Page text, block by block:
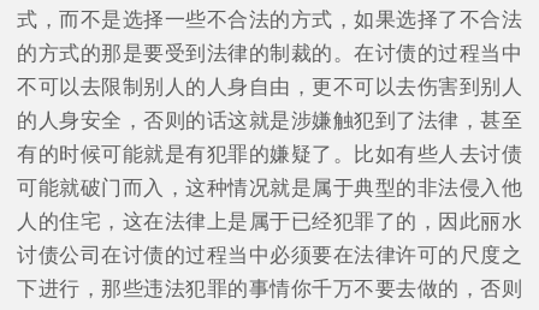
式，而不是选择一些不合法的方式，如果选择了不合法
的方式的那是要受到法律的制裁的。在讨债的过程当中
不可以去限制别人的人身自由，更不可以去伤害到别人
的人身安全，否则的话这就是涉嫌触犯到了法律，甚至
有的时候可能就是有犯罪的嫌疑了。比如有些人去讨债
可能就破门而入，这种情况就是属于典型的非法侵入他
人的住宅，这在法律上是属于已经犯罪了的，因此丽水
讨债公司在讨债的过程当中必须要在法律许可的尺度之
下进行，那些违法犯罪的事情你千万不要去做的，否则